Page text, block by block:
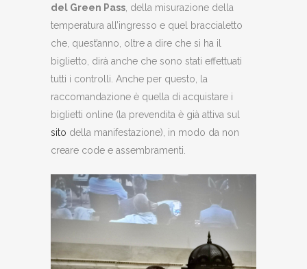
del Green Pass, della misurazione della
temperatura all’ingresso e quel braccialetto
che, quest’anno, oltre a dire che si ha il
biglietto, dirà anche che sono stati effettuati
tutti i controlli. Anche per questo, la
raccomandazione è quella di acquistare i
biglietti online (la prevendita è già attiva sul
sito della manifestazione), in modo da non
creare code e assembramenti.